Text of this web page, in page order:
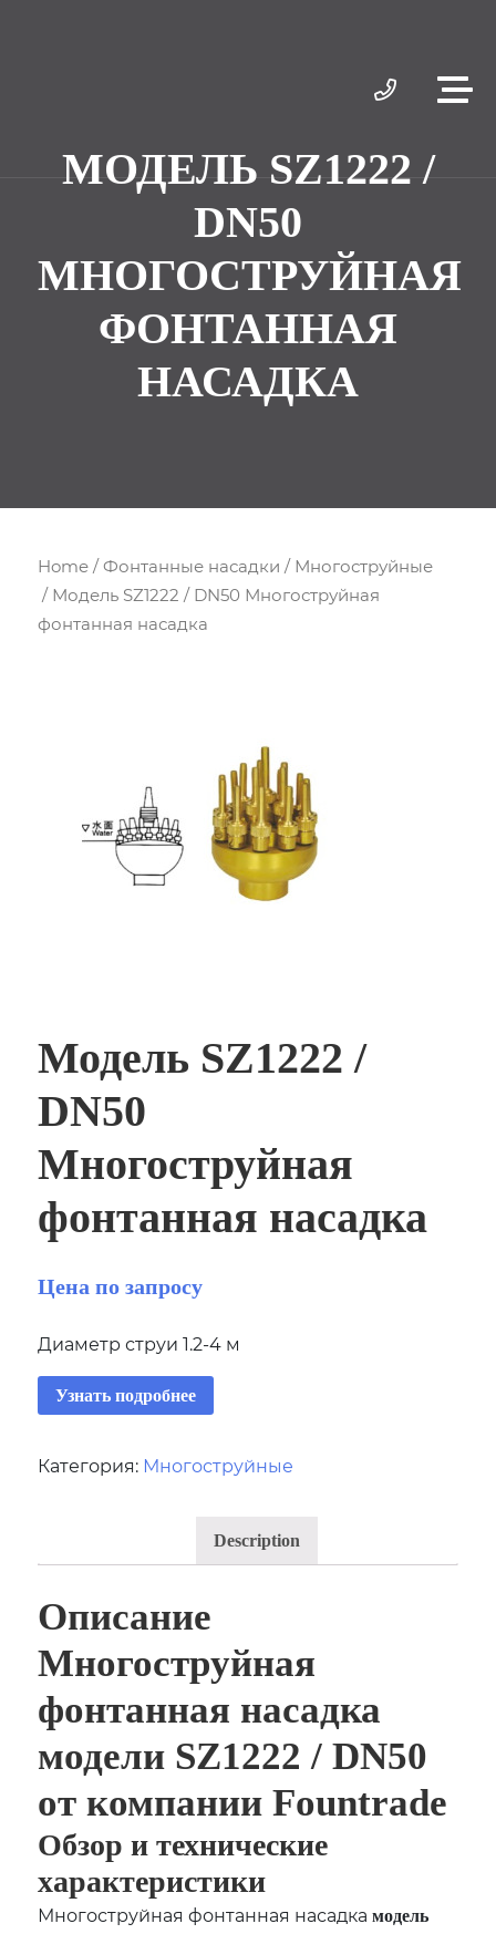
МОДЕЛЬ SZ1222 /
DN50
МНОГОСТРУЙНАЯ
ФОНТАННАЯ
НАСАДКА
Home /Фонтанные насадки / Многоструйные
/ Модель SZ1222 / DN50 Многоструйная
фонтанная насадка
Модель SZ1222 /
DN50
Многоструйная
фонтанная насадка
Цена по запросу
Диаметр струи 1.2-4 м
Узнать подробнее
Категория: Многоструйные
Description
Описание
Многоструйная
фонтанная насадка
модели SZ1222 / DN50
от компании Fountrade
Обзор и технические
характеристики
Многоструйная фонтанная насадкамодель